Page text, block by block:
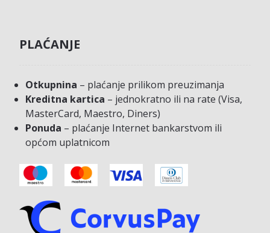
PLAĆANJE
Otkupnina – plaćanje prilikom preuzimanja
Kreditna kartica – jednokratno ili na rate (Visa,
MasterCard, Maestro, Diners)
Ponuda – plaćanje Internet bankarstvom ili
općom uplatnicom